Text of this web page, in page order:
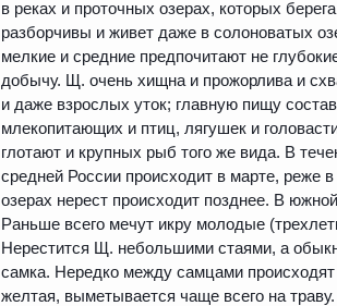
в реках и проточных озерах, которых
разборчивы и живет даже в солоноватых
мелкие и средние предпочитают не
добычу. Щ. очень хищна и прожорлива и
и даже взрослых уток; главную пищу
млекопитающих и птиц, лягушек и
глотают и крупных рыб того же вида. В
средней России происходит в марте, реже
озерах нерест происходит позднее. В
Раньше всего мечут икру молодые
Нерестится Щ. небольшими стаями, а
самка. Нередко между самцами
желтая, выметывается чаще всего на